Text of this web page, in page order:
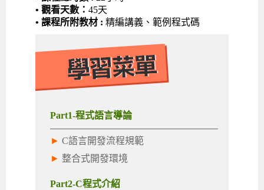
• 觀看天數： 45天
• 課程所附教材 : 精編講義、範例程式碼
Part1-程式語言導論
► C語言開發流程規範
► 整合式開發環境
Part2-C程式介紹